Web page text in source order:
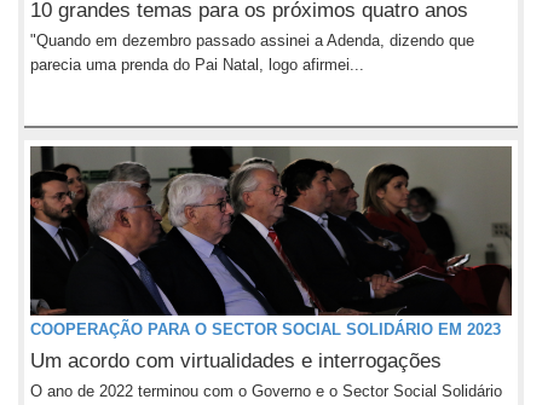
10 grandes temas para os próximos quatro anos
"Quando em dezembro passado assinei a Adenda, dizendo que
parecia uma prenda do Pai Natal, logo afirmei...
COOPERAÇÃO PARA O SECTOR SOCIAL SOLIDÁRIO EM 2023
Um acordo com virtualidades e interrogações
O ano de 2022 terminou com o Governo e o Sector Social Solidário